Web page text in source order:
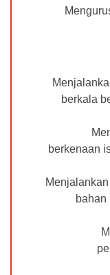
berkala
berkenaan
bahan